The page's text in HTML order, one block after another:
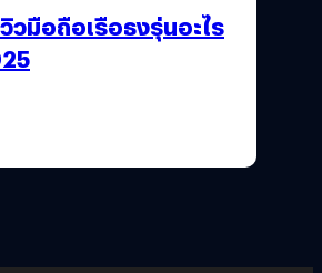
วมือถือเรือธงรุ่นอะไร